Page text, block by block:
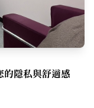
的隱私與舒適感